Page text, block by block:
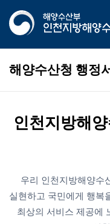
해양수산청 행정
인천지방해
우리 인천지방해양수
실현하고 국민에게 행복
최상의 서비스 제공에